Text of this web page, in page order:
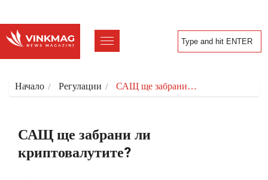
Начало Регулации САЩ ще забрани…
САЩ ще забрани ли
криптовалутите?